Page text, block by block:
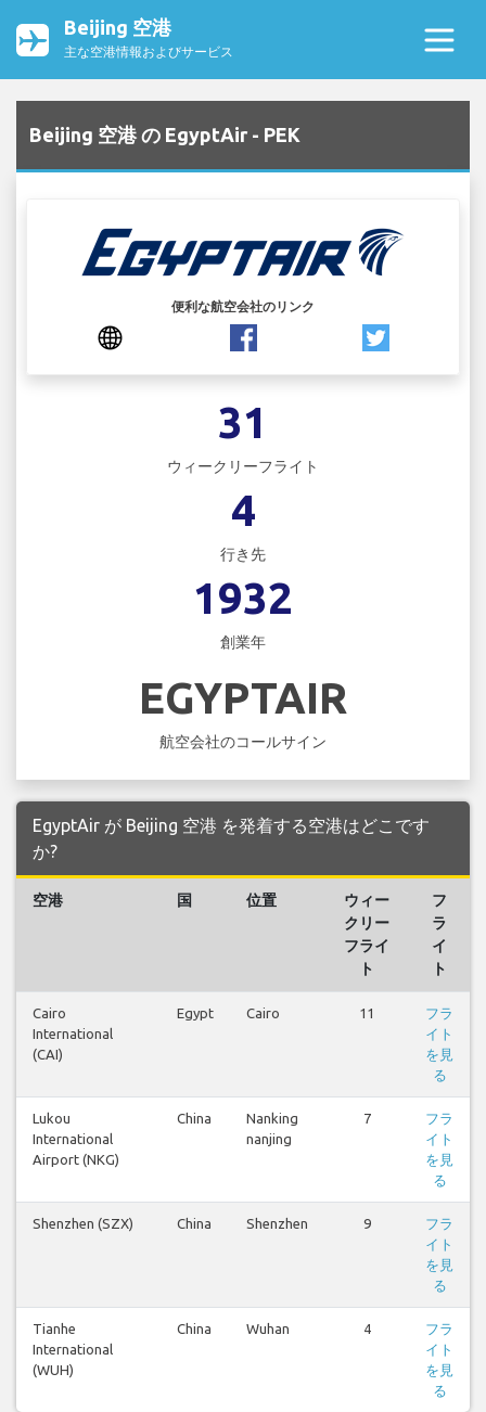
Beijing 空港
主な空港情報およびサービス
Beijing 空港 の EgyptAir - PEK
便利な航空会社のリンク
31
ウィークリーフライト
4
行き先
1932
創業年
EGYPTAIR
航空会社のコールサイン
EgyptAir が Beijing 空港 を発着する空港はどこです
か?
空港 国 位置
ウィー
クリー
フライ
ト
フ
ラ
イ
ト
Cairo
International
(CAI)
Egypt Cairo 11
フラ
イト
を見
る
Lukou
International
Airport (NKG)
China
Nanking
nanjing
7
フラ
イト
を見
る
Shenzhen (SZX) China Shenzhen 9
フラ
イト
を見
る
Tianhe
International
(WUH)
China Wuhan 4
フラ
イト
を見
る